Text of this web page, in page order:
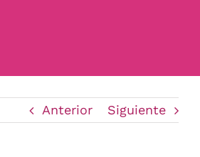
Anterior Siguiente